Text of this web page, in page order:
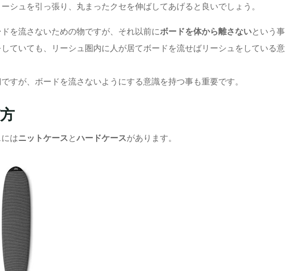
シュを引っ張り、丸まったクセを伸ばしてあげると良いでしょう。
を流さないための物ですが、それ以前にボードを体から離さないという事
ていても、リーシュ圏内に人が居てボードを流せばリーシュをしている意
すが、ボードを流さないようにする意識を持つ事も重要です。
はニットケース とハードケースがあります。